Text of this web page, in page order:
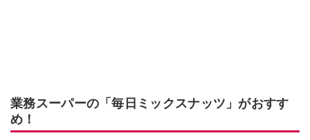
業務スーパーの「毎日ミックスナッツ」がおすす
め！